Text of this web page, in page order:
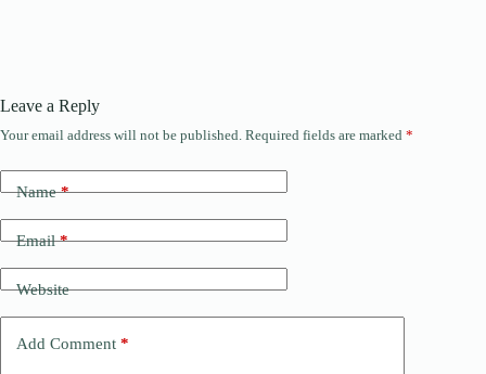
Leave a Reply
Your email address will not be published. Required fields are marked *
Name*
Email*
Website
Add Comment *